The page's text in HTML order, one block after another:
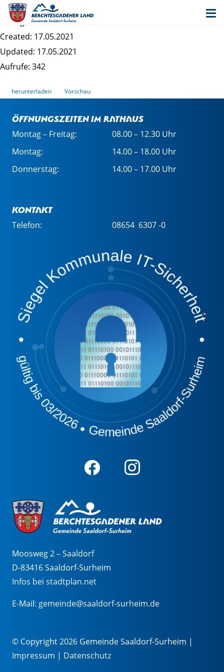
Übersichtskarte "Saaldorf Ost"
Dateigrösse: 369.32 KB
Created: 17.05.2021
Updated: 17.05.2021
Aufrufe: 342
herunterladen Vorschau
Öffnungszeiten im Rathaus
Montag – Freitag:
08.00 – 12.30 Uhr
Montag:
14.00 – 18.00 Uhr
Donnerstag:
14.00 – 17.00 Uhr
Kontakt
Telefon: 08654 6307 -0
Moosweg 2 – Saaldorf
D-83416 Saaldorf-Surheim
Infos bei stadtplan.net
E-Mail: gemeinde@saaldorf-surheim.de
© Copyright 2026 Gemeinde Saaldorf-Surheim |
Impressum | Datenschutz